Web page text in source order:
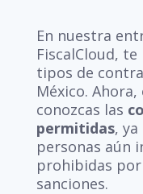
En nuestra
FiscalCloud,
tipos de
México.
conozcas las
permitidas, ya
personas aún
prohibidas
sanciones.